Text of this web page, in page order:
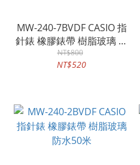
MW-240-7BVDF CASIO 指
針錶 橡膠錶帶 樹脂玻璃 防
水50米
NT$800
NT$520